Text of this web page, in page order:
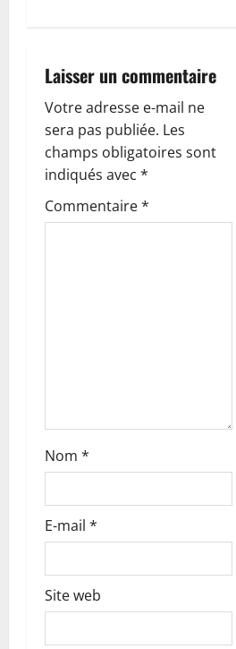
n
d
’
a
e
Laisser un commentaire
Votre adresse e-mail ne
sera pas publiée. Les
champs obligatoires sont
indiqués avec *
Commentaire*
Nom *
E-mail *
Site web